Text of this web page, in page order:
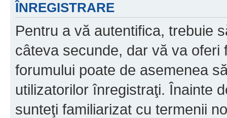
ÎNREGISTRARE
Pentru a vă autentifica, trebuie
câteva secunde, dar vă va oferi
forumului poate de asemenea
utilizatorilor înregistraţi. Înainte
sunteţi familiarizat cu termenii